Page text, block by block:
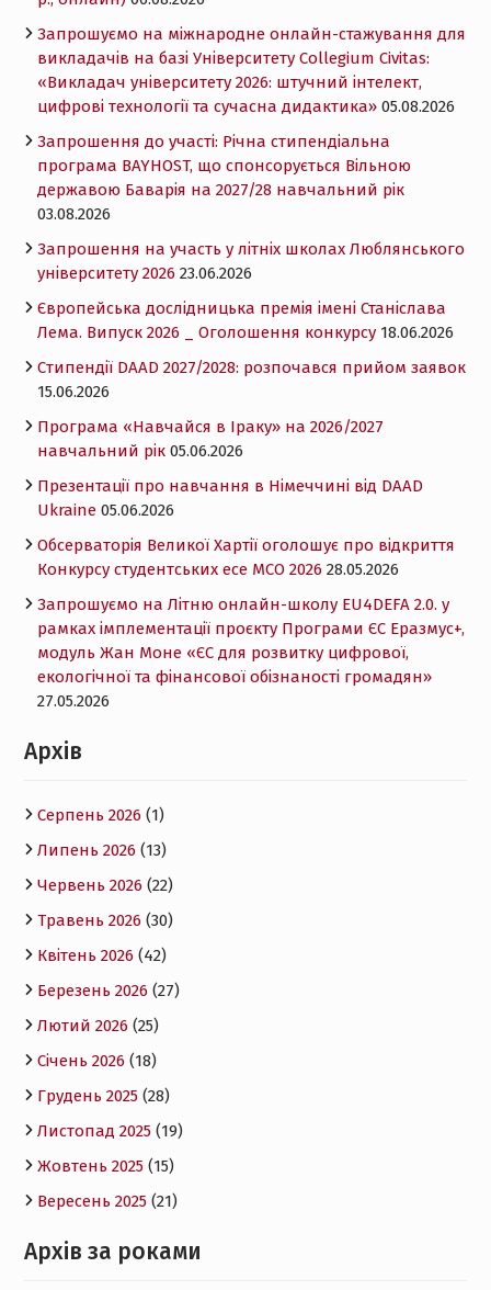
Запрошуємо на міжнародне онлайн-стажування для
викладачів на базі Університету Collegium Civitas:
«Викладач університету 2026: штучний інтелект,
цифрові технології та сучасна дидактика» 05.08.2026
Запрошення до участі: Річна стипендіальна
програма BAYHOST, що спонсорується Вільною
державою Баварія на 2027/28 навчальний рік
03.08.2026
Запрошення на участь у літніх школах Люблянського
університету 2026 23.06.2026
Європейська дослідницька премія імені Станіслава
Лема. Випуск 2026 _ Оголошення конкурсу 18.06.2026
Cтипендії DAAD 2027/2028: розпочався прийом заявок
15.06.2026
Програма «Навчайся в Іраку» на 2026/2027
навчальний рік 05.06.2026
Презентації про навчання в Німеччині від DAAD
Ukraine 05.06.2026
Обсерваторія Великої Хартії оголошує про відкриття
Конкурсу студентських есе MCO 2026 28.05.2026
Запрошуємо на Літню онлайн-школу EU4DEFA 2.0. у
рамках імплементації проєкту Програми ЄС Еразмус+,
модуль Жан Моне «ЄС для розвитку цифрової,
екологічної та фінансової обізнаності громадян»
27.05.2026
Архів
Серпень 2026(1)
Липень 2026(13)
Червень 2026(22)
Травень 2026(30)
Квітень 2026(42)
Березень 2026(27)
Лютий 2026(25)
Січень 2026(18)
Грудень 2025(28)
Листопад 2025(19)
Жовтень 2025(15)
Вересень 2025(21)
Архів за роками